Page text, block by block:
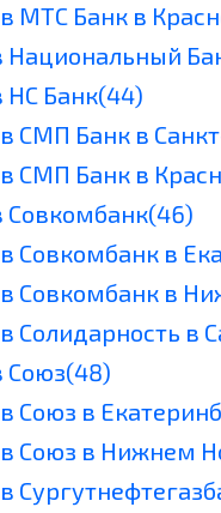
МТС Банк в
Национальный
НС Банк(44)
СМП Банк в
СМП Банк в
Совкомбанк(46)
Совкомбанк в
Совкомбанк в
Солидарность в
Союз(48)
Союз в
Союз в Нижнем